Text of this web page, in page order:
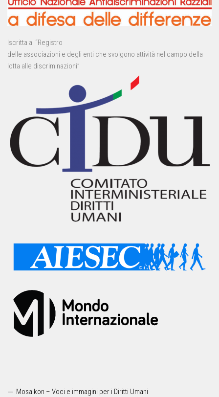
Iscritta al “Registro
delle associazioni e degli enti che svolgono attività nel campo della
lotta alle discriminazioni”
Mosaikon – Voci e immagini per i Diritti Umani